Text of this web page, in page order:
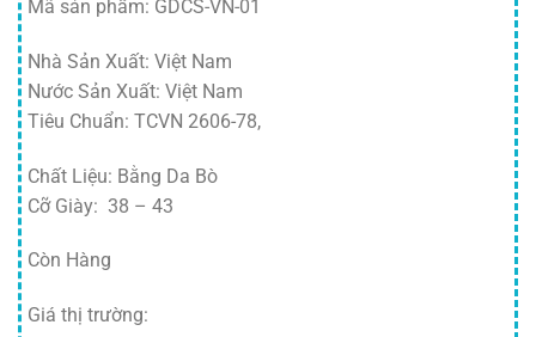
Mã sản phẩm: GDCS-VN-01
Nhà Sản Xuất: Việt Nam
Nước Sản Xuất: Việt Nam
Tiêu Chuẩn: TCVN 2606-78,
Chất Liệu: Bằng Da Bò
Cỡ Giày: 38 – 43
Còn Hàng
Giá thị trường: